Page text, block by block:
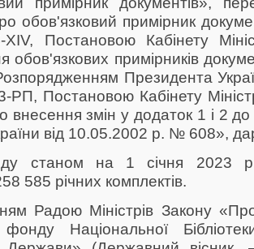
обов'язковий примірник
Постановою Кабінету
обов'язкових примірників
Президента
Постановою Кабінету
змін у додаток 1 і 2 до
від 10.05.2002 р. № 608»,
станом на 1 січня 2023
585 річних комплектів.
Радою Міністрів Закону
Національної